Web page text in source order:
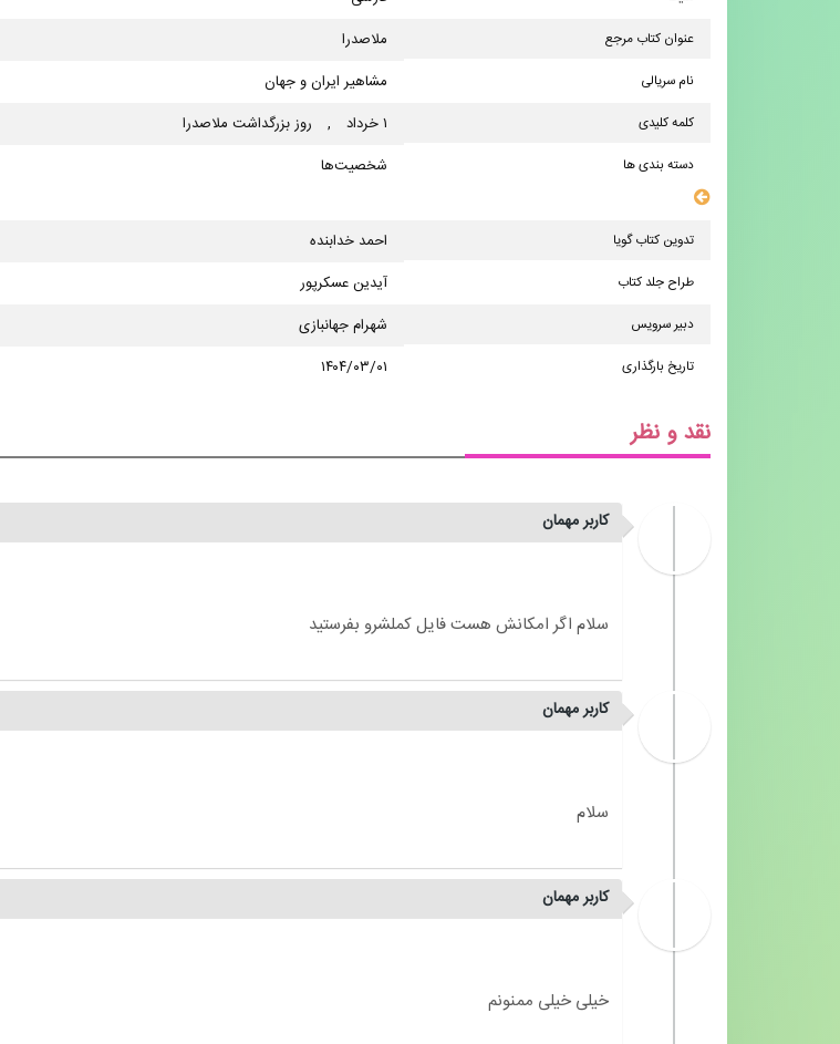
عنوان كتاب مرجع ملاصدرا
نام سریالی مشاهیر ایران و جهان
کلمه کلیدی ۱ خرداد , روز بزرگداشت ملاصدرا
دسته بندی ها شخصیت‌ها
تدوین کتاب گویا احمد خدابنده
طراح جلد کتاب آیدین عسکرپور
دبیر سرویس شهرام جهانبازی
تاریخ بارگذاری ۱۴۰۴/۰۳/۰۱
نقد و نظر
کاربر مهمان
کاربر مهمان
کاربر مهمان